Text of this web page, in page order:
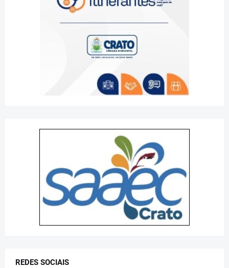
REDES SOCIAIS